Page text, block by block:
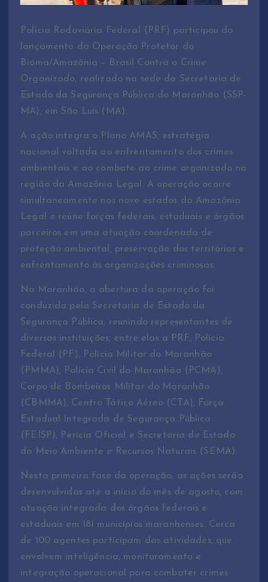
Polícia Rodoviária Federal (PRF) participou do
lançamento da Operação Protetor do
Bioma/Amazônia – Brasil Contra o Crime
Organizado, realizado na sede da Secretaria de
Estado da Segurança Pública do Maranhão (SSP-
MA), em São Luís (MA).
A ação integra o Plano AMAS, estratégia
nacional voltada ao enfrentamento dos crimes
ambientais e ao combate ao crime organizado na
região da Amazônia Legal. A operação ocorre
simultaneamente nos nove estados da Amazônia
Legal e reúne forças federais, estaduais e órgãos
parceiros em uma atuação coordenada de
proteção ambiental, preservação dos territórios e
enfrentamento às organizações criminosas.
No Maranhão, a abertura da operação foi
conduzida pela Secretaria de Estado da
Segurança Pública, reunindo representantes de
diversas instituições, entre elas a PRF, Polícia
Federal (PF), Polícia Militar do Maranhão
(PMMA), Polícia Civil do Maranhão (PCMA),
Corpo de Bombeiros Militar do Maranhão
(CBMMA), Centro Tático Aéreo (CTA), Força
Estadual Integrada de Segurança Pública
(FEISP), Perícia Oficial e Secretaria de Estado
do Meio Ambiente e Recursos Naturais (SEMA).
Nesta primeira fase da operação, as ações serão
desenvolvidas até o início do mês de agosto, com
atuação integrada dos órgãos federais e
estaduais em 181 municípios maranhenses. Cerca
de 100 agentes participam das atividades, que
envolvem inteligência, monitoramento e
integração operacional para combater crimes